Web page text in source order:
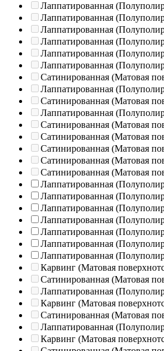
Лаппатированная
Лаппатированная
Лаппатированная
Лаппатированная
Лаппатированная
Лаппатированная
Сатинированная (Матовая
Лаппатированная
Сатинированная (Матовая
Лаппатированная
Сатинированная (Матовая
Сатинированная (Матовая
Сатинированная (Матовая
Сатинированная (Матовая
Сатинированная (Матовая
Лаппатированная
Лаппатированная
Лаппатированная
Лаппатированная
Лаппатированная
Лаппатированная
Лаппатированная
Карвинг (Матовая
Сатинированная (Матовая
Лаппатированная
Карвинг (Матовая
Сатинированная (Матовая
Лаппатированная
Карвинг (Матовая